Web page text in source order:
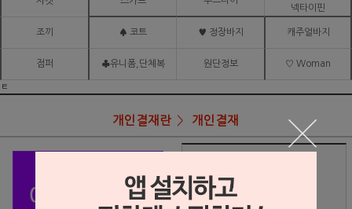
넥타이핀
조끼 ♠ 코트 ♥ 정장바지 캐주얼바지
점퍼 ♣유니폼,단체복 원단정보 ♡ Woman
ㅌ
개인결재란 개인결재
상품가 33,900